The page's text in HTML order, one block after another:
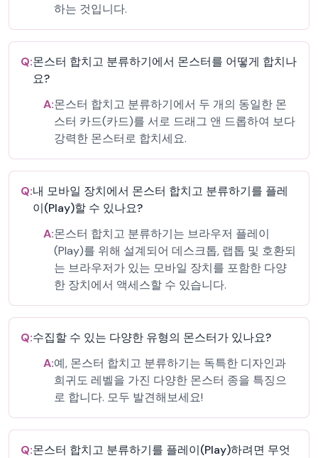
하는 것입니다.
Q:몬스터 합치고 분류하기에서 몬스터를 어떻게 합치나
요?
A:몬스터 합치고 분류하기에서 두 개의 동일한 몬
스터 카드(카드)를 서로 드래그 앤 드롭하여 보다
강력한 몬스터로 합치세요.
Q:내 모바일 장치에서 몬스터 합치고 분류하기를 플레
이(Play)할 수 있나요?
A:몬스터 합치고 분류하기는 브라우저 플레이
(Play)를 위해 설계되어 데스크톱, 랩톱 및 호환되
는 브라우저가 있는 모바일 장치를 포함한 다양
한 장치에서 액세스할 수 있습니다.
Q:수집할 수 있는 다양한 유형의 몬스터가 있나요?
A:예, 몬스터 합치고 분류하기는 독특한 디자인과
희귀도 레벨을 가진 다양한 몬스터 종을 특징으
로 합니다. 모두 발견해보세요!
Q:몬스터 합치고 분류하기를 플레이(Play)하려면 무엇